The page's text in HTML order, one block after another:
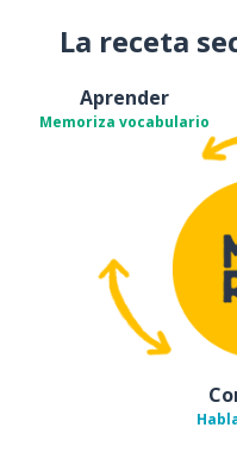
La receta
Aprender
Memoriza vocabulario